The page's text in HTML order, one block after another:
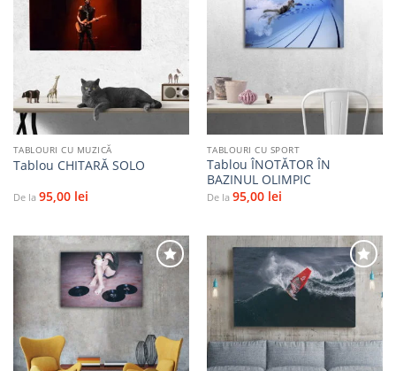
TABLOURI CU MUZICĂ
Tablou CHITARĂ SOLO
De la 95,00 lei
Adaugă
TABLOURI CU SPORT
Tablou ÎNOTĂTOR ÎN
BAZINUL OLIMPIC
De la 95,00 lei
Adaugă
favorite
favorite